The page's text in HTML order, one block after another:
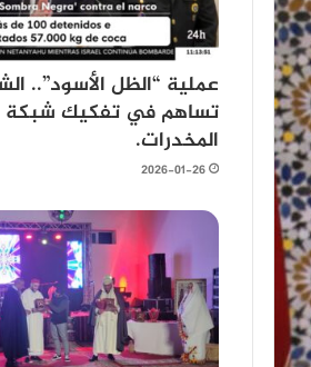
عملية “الظل الأسود”..
تساهم في تفكيك شبكة
المخدرات.
2026-01-26